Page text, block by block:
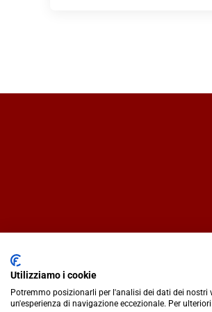
Utilizziamo i cookie
Potremmo posizionarli per l'analisi dei dati dei
un'esperienza di navigazione eccezionale. Per